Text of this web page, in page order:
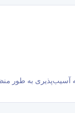
آسیب‌پذیری به طور